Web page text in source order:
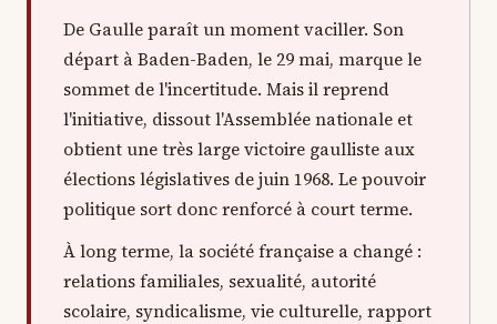
De Gaulle paraît un moment vaciller. Son
départ à Baden-Baden, le 29 mai, marque le
sommet de l'incertitude. Mais il reprend
l'initiative, dissout l'Assemblée nationale et
obtient une très large victoire gaulliste aux
élections législatives de juin 1968. Le pouvoir
politique sort donc renforcé à court terme.
À long terme, la société française a changé :
relations familiales, sexualité, autorité
scolaire, syndicalisme, vie culturelle, rapport